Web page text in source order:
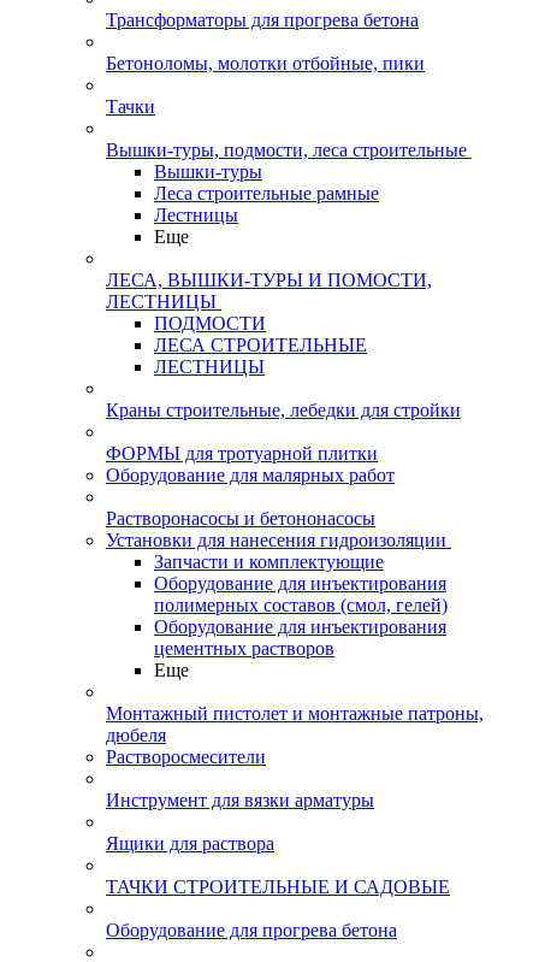
Трансформаторы для прогрева бетона
Бетоноломы, молотки отбойные, пики
Тачки
Вышки-туры, подмости, леса строительные
Вышки-туры
Леса строительные рамные
Лестницы
Еще
ЛЕСА, ВЫШКИ-ТУРЫ И ПОМОСТИ,
ЛЕСТНИЦЫ
ПОДМОСТИ
ЛЕСА СТРОИТЕЛЬНЫЕ
ЛЕСТНИЦЫ
Краны строительные, лебедки для стройки
ФОРМЫ для тротуарной плитки
Оборудование для малярных работ
Растворонасосы и бетононасосы
Установки для нанесения гидроизоляции
Запчасти и комплектующие
Оборудование для инъектирования
полимерных составов (смол, гелей)
Оборудование для инъектирования
цементных растворов
Еще
Монтажный пистолет и монтажные патроны,
дюбеля
Растворосмесители
Инструмент для вязки арматуры
Ящики для раствора
ТАЧКИ СТРОИТЕЛЬНЫЕ И САДОВЫЕ
Оборудование для прогрева бетона